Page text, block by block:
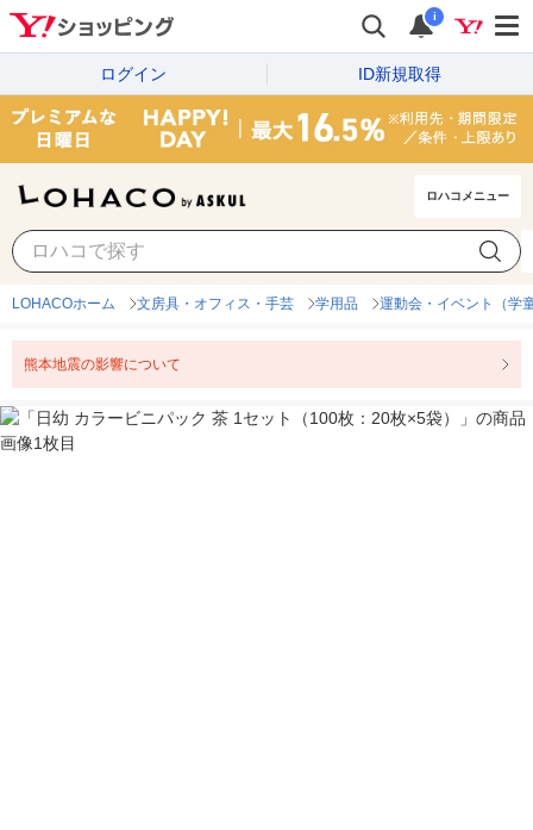
i
ログイン ID新規取得
ロハコメニュー
LOHACOホーム 文房具・オフィス・手芸 学用品 運動会・イベント（学
熊本地震の影響について